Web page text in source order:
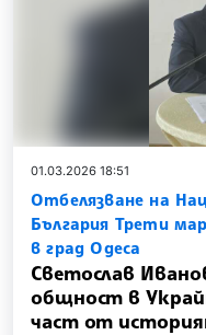
01.03.2026 18:51
Отбелязване на
България Трети
в град Одеса
Светослав
общност в
част от